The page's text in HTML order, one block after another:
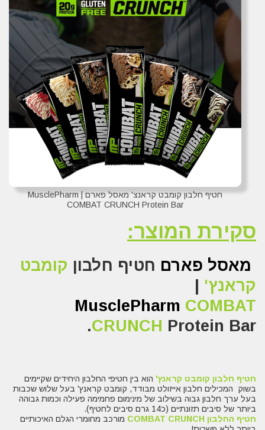
חטיף חלבון קומבט קראנצ' מאסל פארם | MusclePharm
COMBAT CRUNCH Protein Bar
סקירת המוצר:
מאסל פארם חטיף חלבון קומבט
קראנץ' |
MusclePharm COMBAT
CRUNCH Protein Bar.
חטיף חלבון קומבט קראנץ' הוא בין חטיפי החלבון היחידים שקיימים
בשוק המכילים חלבון אייזולט מבודד, קומבט קראנץ' בעל שלוש שכבות
בעל ערך חלבון גבוה בשילוב של מינימום פחמימה פעילה וכמות גבוהה
ביותר של סיבים תזונתיים (כ14 גרם סיבים לחטיף).
חטיף החלבון COMBAT CRUNCH
מורכב מחומרי הגלם האיכותיים